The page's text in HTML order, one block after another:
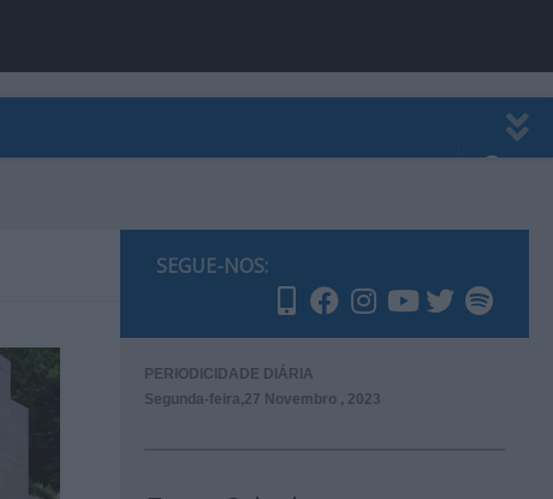
SEGUE-NOS:
PERIODICIDADE DIÁRIA
Segunda-feira,27 Novembro , 2023